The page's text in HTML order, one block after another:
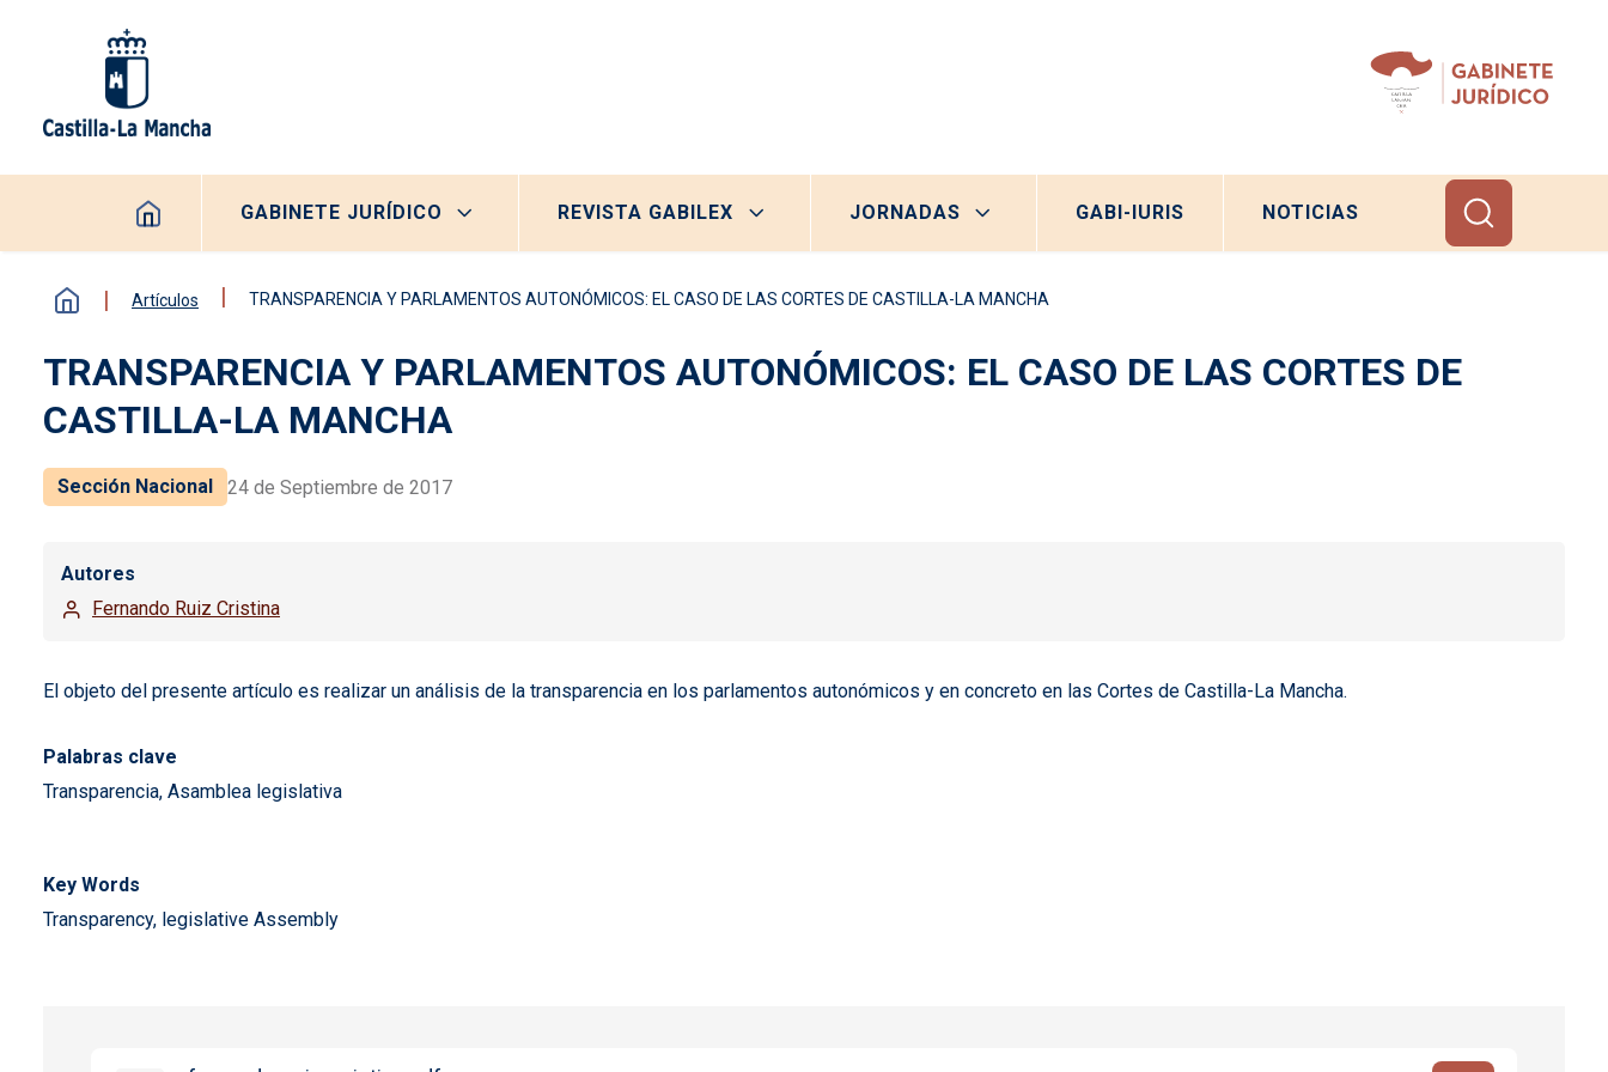
Navegación principal
GABINETE JURÍDICO REVISTA GABILEX JORNADAS GABI-IURIS NOTICIAS
Artículos TRANSPARENCIA Y PARLAMENTOS AUTONÓMICOS: EL CASO DE LAS CORTES DE CASTILLA-LA MANCHA
TRANSPARENCIA Y PARLAMENTOS AUTONÓMICOS: EL CASO DE LAS CORTES DE
CASTILLA-LA MANCHA
Sección Nacional 24 de Septiembre de 2017
Autores
Fernando Ruiz Cristina
El objeto del presente artículo es realizar un análisis de la transparencia en los parlamentos autonómicos y en concreto en las Cortes de Castilla-La Mancha.
Palabras clave
Transparencia, Asamblea legislativa
Key Words
Transparency, legislative Assembly